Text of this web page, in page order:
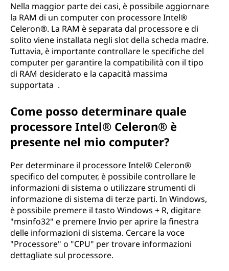
Nella maggior parte dei casi, è possibile aggiornare
la RAM di un computer con processore Intel®
Celeron®. La RAM è separata dal processore e di
solito viene installata negli slot della scheda madre.
Tuttavia, è importante controllare le specifiche del
computer per garantire la compatibilità con il tipo
di RAM desiderato e la capacità massima
supportata .
Come posso determinare quale
processore Intel® Celeron® è
presente nel mio computer?
Per determinare il processore Intel® Celeron®
specifico del computer, è possibile controllare le
informazioni di sistema o utilizzare strumenti di
informazione di sistema di terze parti. In Windows,
è possibile premere il tasto Windows + R, digitare
"msinfo32" e premere Invio per aprire la finestra
delle informazioni di sistema. Cercare la voce
"Processore" o "CPU" per trovare informazioni
dettagliate sul processore.